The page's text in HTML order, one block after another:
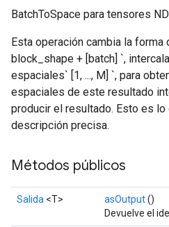
BatchToSpace para tensores
Esta operación cambia la
block_shape + [batch] `,
espaciales` [1, ..., M] `, para
espaciales de este resultado
producir el resultado. Esto es lo
descripción precisa.
Métodos públicos
Salida <T> asOutput()
Devuelve el